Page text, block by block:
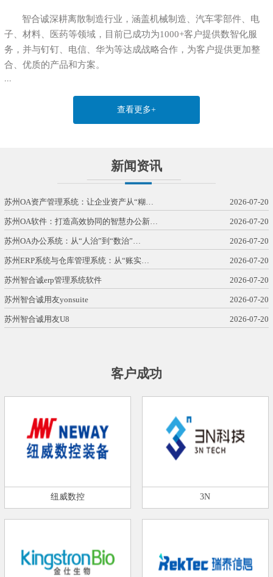
智合诚深耕离散制造行业，涵盖机械制造、汽车零部件、电
子、材料、医药等领域，目前已成功为1000+客户提供数智化服
务，并与钉钉、电信、华为等达成战略合作，为客户提供更加整
合、优质的产品和方案。
...
查看更多+
新闻资讯
苏州OA资产管理系统：让企业资产从“糊… 2026-07-20
苏州OA软件：打造高效协同的智慧办公新… 2026-07-20
苏州OA办公系统：从“人治”到“数治”… 2026-07-20
苏州ERP系统与仓库管理系统：从“账实… 2026-07-20
苏州智合诚erp管理系统软件 2026-07-20
苏州智合诚用友yonsuite 2026-07-20
苏州智合诚用友U8 2026-07-20
客户成功
纽威数控 3N